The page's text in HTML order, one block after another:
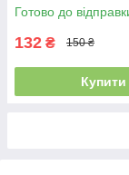
Готово до
132 ₴ 150 ₴
Купити